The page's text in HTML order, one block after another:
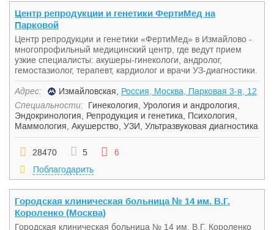
Центр репродукции и генетики ФертиМед на
Парковой
Центр репродукции и генетики «ФертиМед» в Измайлово -
многопрофильный медицинский центр, где ведут прием
узкие специалисты: акушеры-гинекологи, андролог,
гемостазиолог, терапевт, кардиолог и врачи УЗ-диагностики.
Адрес: Измайловская, Россия, Москва, Парковая 3-я, 12
Специальности:
Гинекология Урология и андрология
Эндокринология
Репродукция и генетика Психология
Маммология Акушерство УЗИ Ультразвуковая диагностика
28470 5
6
Поблагодарить
Городская клиническая больница № 14 им. В.Г.
Короленко (Москва)
Городская клиническая больница № 14 им. В.Г. Короленко